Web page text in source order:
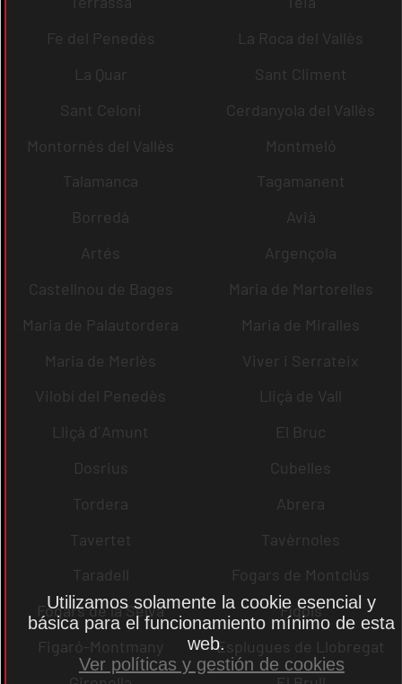
Fe del Penedès
La Roca del Vallès
La Quar
Sant Climent
Sant Celoni
Cerdanyola del Vallès
Montornès del Vallès
Montmeló
Talamanca
Tagamanent
Borredà
Avià
Artés
Argençola
Castellnou de Bages
Maria de Martorelles
Maria de Palautordera
Maria de Miralles
Maria de Merlès
Viver i Serrateix
Vilobí del Penedès
Lliçà de Vall
Lliçà d´Amunt
El Bruc
Dosrius
Cubelles
Tordera
Abrera
Tavertet
Tavèrnoles
Taradell
Fogars de Montclús
Fogars de la Selva
Fígols
Figaró-Montmany
Esplugues de Llobregat
Utilizamos solamente la cookie esencial y
básica para el funcionamiento mínimo de esta
web.
Ver políticas y gestión de cookies